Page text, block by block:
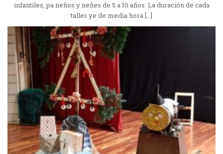
infantiles, pa neños y neñes de 5 a 10 años. La duración de cada
taller ye de media hora […]